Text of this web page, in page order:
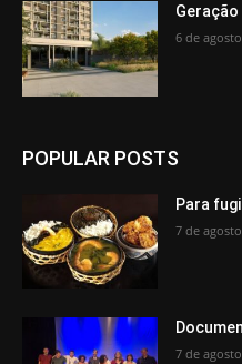
6 de
POPULAR POSTS
Para
7 de
7 de